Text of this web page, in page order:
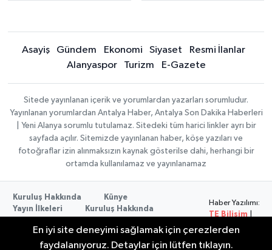
Asayiş Gündem Ekonomi Siyaset
Resmi İlanlar
Alanyaspor
Turizm E-Gazete
Sitede yayınlanan içerik ve yorumlardan yazarları sorumludur.
Yayınlanan yorumlardan Antalya Haber, Antalya Son Dakika Haberleri
| Yeni Alanya sorumlu tutulamaz. Sitedeki tüm harici linkler ayrı bir
sayfada açılır. Sitemizde yayınlanan haber, köşe yazıları ve
fotoğraflar izin alınmaksızın kaynak gösterilse dahi, herhangi bir
ortamda kullanılamaz ve yayınlanamaz
Kuruluş Hakkında
Künye
Yayın İlkeleri
Kuruluş Hakkında
Kullanım Şartları
Haber Yazılımı:
TE Bilişim
Copyright ©
En iyi site deneyimi sağlamak için çerezlerden
faydalanıyoruz. Detaylar için lütfen tıklayın.